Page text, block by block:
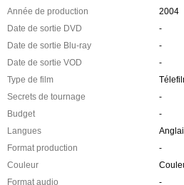
Année de production
2004
Date de sortie DVD
-
Date de sortie Blu-ray
-
Date de sortie VOD
-
Type de film
Secrets de tournage
-
Budget
-
Langues
Format production
-
Couleur
Format audio
-